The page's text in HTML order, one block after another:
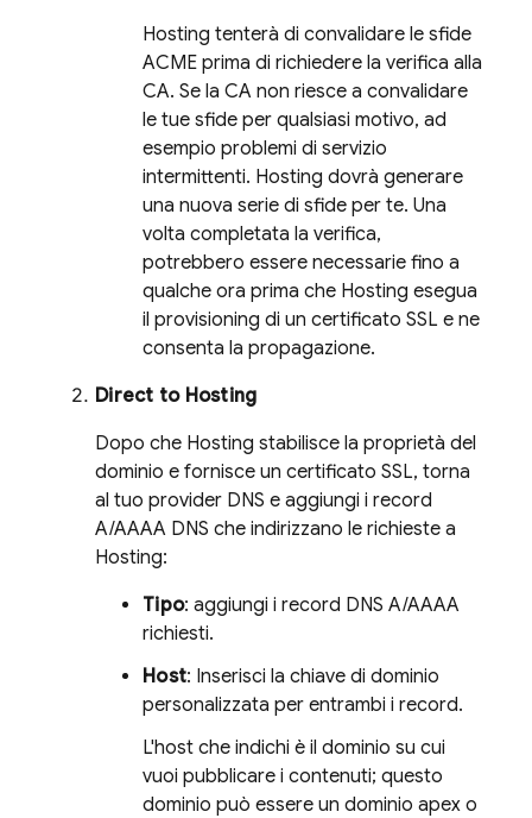
Hosting tenterà di convalidare le sfide
ACME prima di richiedere la verifica alla
CA. Se la CA non riesce a convalidare
le tue sfide per qualsiasi motivo, ad
esempio problemi di servizio
intermittenti. Hosting dovrà generare
una nuova serie di sfide per te. Una
volta completata la verifica,
potrebbero essere necessarie fino a
qualche ora prima che Hosting esegua
il provisioning di un certificato SSL e ne
consenta la propagazione.
Direct to Hosting
Dopo che Hosting stabilisce la proprietà del
dominio e fornisce un certificato SSL, torna
al tuo provider DNS e aggiungi i record
A/AAAA DNS che indirizzano le richieste a
Hosting:
Tipo: aggiungi i record DNS A/AAAA
richiesti.
Host: Inserisci la chiave di dominio
personalizzata per entrambi i record.
L'host che indichi è il dominio su cui
vuoi pubblicare i contenuti; questo
dominio può essere un dominio apex o